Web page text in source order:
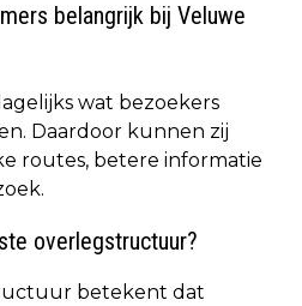
belangrijk bij Veluwe
wat bezoekers
Daardoor kunnen zij
routes, betere informatie
overlegstructuur?
betekent dat